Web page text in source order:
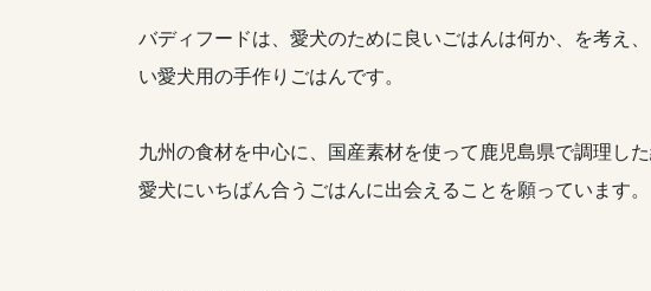
バディフードは、愛犬のために良いごはんは何か、を考え
い愛犬用の手作りごはんです。
九州の食材を中心に、国産素材を使って鹿児島県で調理し
愛犬にいちばん合うごはんに出会えることを願っています。